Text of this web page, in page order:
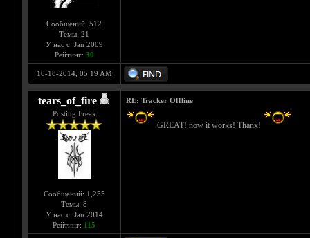
Сообщений: 512
Темы: 21
У нас с: Jan 2009
Рейтинг: 30
10-18-2014, 05:19 AM
tears_of_fire
Posting Freak
Сообщений: 1,255
Темы: 8
У нас с: Jan 2014
Рейтинг: 115
RE: Tracker Offline
GREAT! now it works! Thanx!